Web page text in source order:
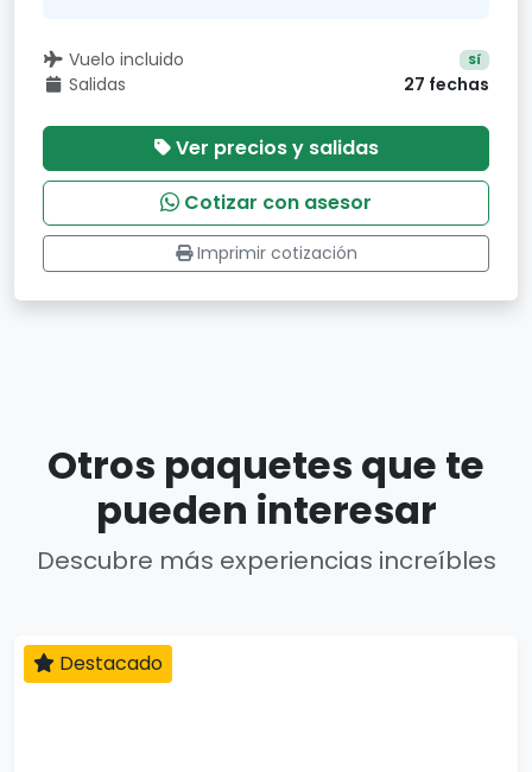
Vuelo incluido Sí
Salidas 27 fechas
Ver precios y salidas
Cotizar con asesor
Imprimir cotización
Otros paquetes que te
pueden interesar
Descubre más experiencias increíbles
Destacado